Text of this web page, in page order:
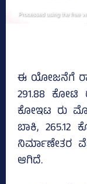
ಈ ಯೋಜನೆಗೆ
291.88 ಕೋಟಿ
ಕೋಇಟ ರು
ಬಾಕಿ,
ನಿರ್ಮಾಣೇತರ
ಆಗಿದೆ.